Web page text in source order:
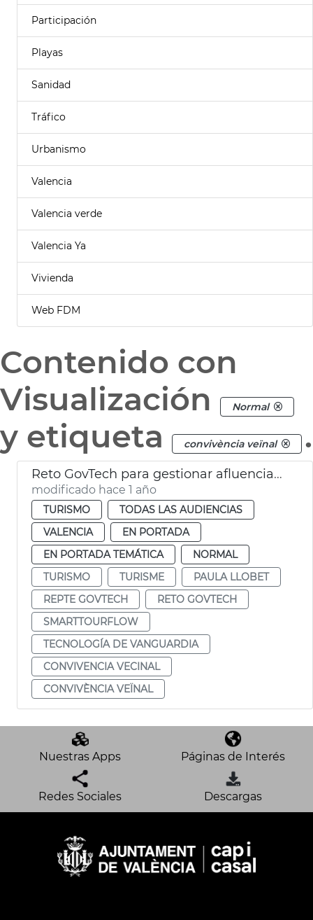
Participación
Playas
Sanidad
Tráfico
Urbanismo
Valencia
Valencia verde
Valencia Ya
Vivienda
Web FDM
Contenido con
Visualización
Normal
y etiqueta convivència veïnal .
Reto GovTech para gestionar afluencia turística con tecnología
modificado hace 1 año
TURISMO
TODAS LAS AUDIENCIAS
VALENCIA
EN PORTADA
EN PORTADA TEMÁTICA
NORMAL
TURISMO
TURISME
PAULA LLOBET
REPTE GOVTECH
RETO GOVTECH
SMARTTOURFLOW
TECNOLOGÍA DE VANGUARDIA
CONVIVENCIA VECINAL
CONVIVÈNCIA VEÏNAL
Nuestras Apps Páginas de Interés
Redes Sociales Descargas